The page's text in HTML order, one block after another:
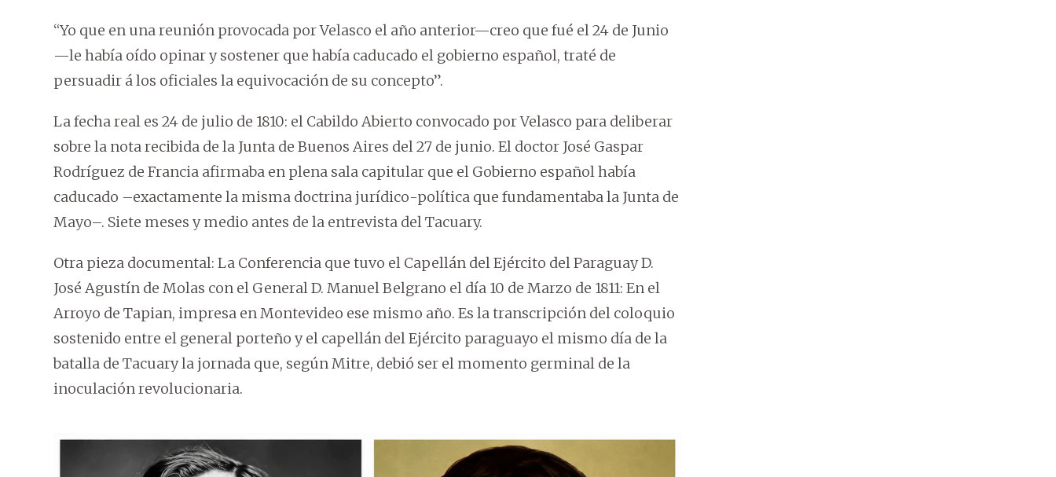
“Yo que en una reunión provocada por Velasco el año anterior—creo que fué el 24 de Junio
—le había oído opinar y sostener que había caducado el gobierno español, traté de
persuadir á los oficiales la equivocación de su concepto”.
La fecha real es 24 de julio de 1810: el Cabildo Abierto convocado por Velasco para deliberar
sobre la nota recibida de la Junta de Buenos Aires del 27 de junio. El doctor José Gaspar
Rodríguez de Francia afirmaba en plena sala capitular que el Gobierno español había
caducado –exactamente la misma doctrina jurídico-política que fundamentaba la Junta de
Mayo–. Siete meses y medio antes de la entrevista del Tacuary.
Otra pieza documental: La Conferencia que tuvo el Capellán del Ejército del Paraguay D.
José Agustín de Molas con el General D. Manuel Belgrano el día 10 de Marzo de 1811: En el
Arroyo de Tapian, impresa en Montevideo ese mismo año. Es la transcripción del coloquio
sostenido entre el general porteño y el capellán del Ejército paraguayo el mismo día de la
batalla de Tacuary la jornada que, según Mitre, debió ser el momento germinal de la
inoculación revolucionaria.